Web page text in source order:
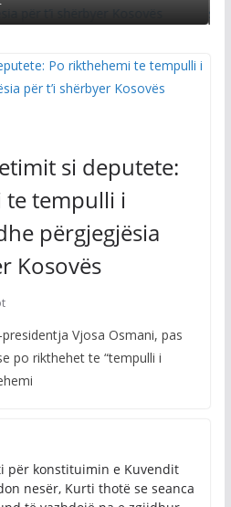
August 6, 2026 Vendi
si deputete:
te tempulli i
përgjegjësia
Kosovës
Vjosa Osmani, pas
po rikthehet te “tempulli i
për konstituimin e Kuvendit